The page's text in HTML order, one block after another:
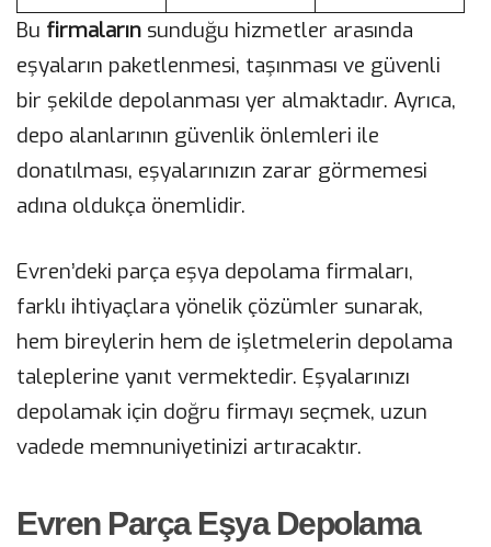
Bu firmaların sunduğu hizmetler arasında
eşyaların paketlenmesi, taşınması ve güvenli
bir şekilde depolanması yer almaktadır. Ayrıca,
depo alanlarının güvenlik önlemleri ile
donatılması, eşyalarınızın zarar görmemesi
adına oldukça önemlidir.
Evren’deki parça eşya depolama firmaları,
farklı ihtiyaçlara yönelik çözümler sunarak,
hem bireylerin hem de işletmelerin depolama
taleplerine yanıt vermektedir. Eşyalarınızı
depolamak için doğru firmayı seçmek, uzun
vadede memnuniyetinizi artıracaktır.
Evren Parça Eşya Depolama